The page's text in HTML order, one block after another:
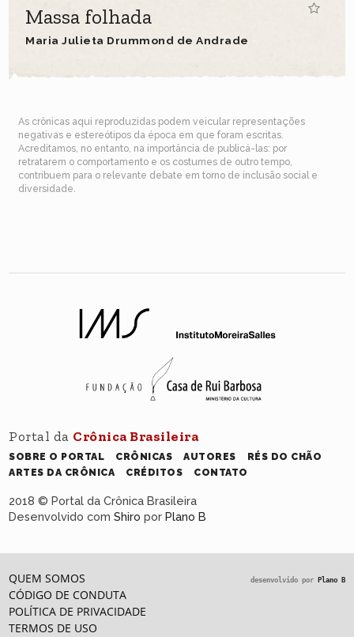
Massa folhada
Maria Julieta Drummond de Andrade
As crônicas aqui reproduzidas podem veicular representações
negativas e estereótipos da época em que foram escritas.
Acreditamos, no entanto, na importância de publicá-las: por
retratarem o comportamento e os costumes de outro tempo,
contribuem para o relevante debate em torno de inclusão social e
diversidade.
Portal da Crônica Brasileira
SOBRE O PORTAL CRÔNICAS AUTORES
RÉS DO CHÃO
ARTES DA CRÔNICA
CRÉDITOS CONTATO
2018 © Portal da Crônica Brasileira
Desenvolvido comShiro porPlano B
QUEM SOMOS
CÓDIGO DE CONDUTA
POLÍTICA DE PRIVACIDADE
TERMOS DE USO
desenvolvido por Plano B